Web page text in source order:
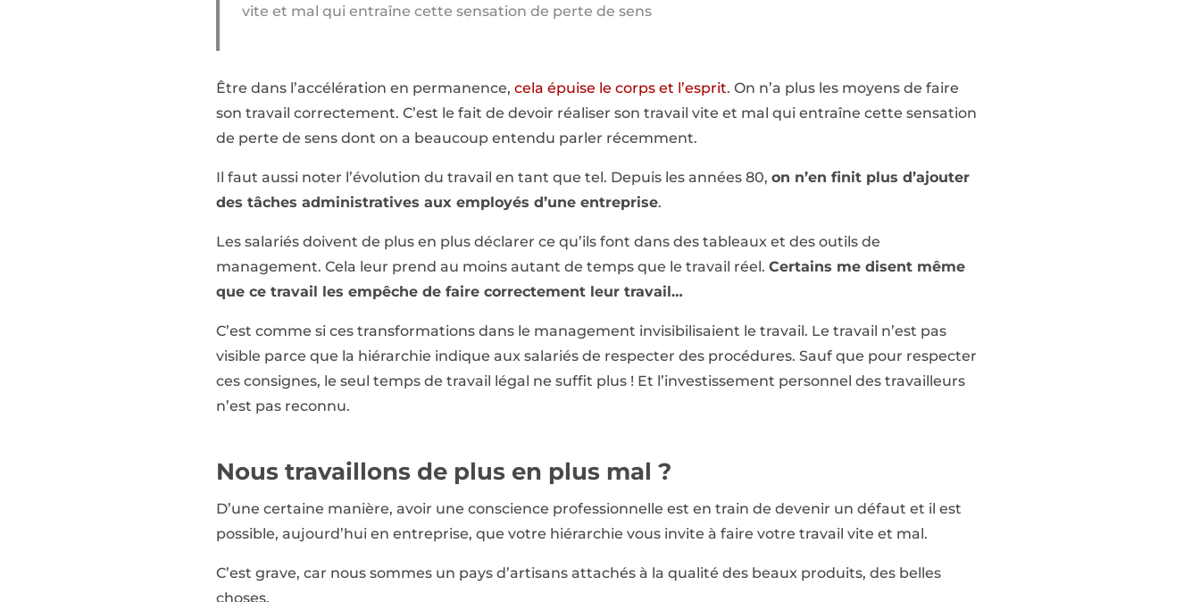
vite et mal qui entraîne cette sensation de perte de sens
Être dans l’accélération en permanence, cela épuise le corps et l’esprit. On n’a plus les moyens de faire
son travail correctement. C’est le fait de devoir réaliser son travail vite et mal qui entraîne cette sensation
de perte de sens dont on a beaucoup entendu parler récemment.
Il faut aussi noter l’évolution du travail en tant que tel. Depuis les années 80, on n’en finit plus d’ajouter
des tâches administratives aux employés d’une entreprise.
Les salariés doivent de plus en plus déclarer ce qu’ils font dans des tableaux et des outils de
management. Cela leur prend au moins autant de temps que le travail réel. Certains me disent même
que ce travail les empêche de faire correctement leur travail…
C’est comme si ces transformations dans le management invisibilisaient le travail. Le travail n’est pas
visible parce que la hiérarchie indique aux salariés de respecter des procédures. Sauf que pour respecter
ces consignes, le seul temps de travail légal ne suffit plus ! Et l’investissement personnel des travailleurs
n’est pas reconnu.
Nous travaillons de plus en plus mal ?
D’une certaine manière, avoir une conscience professionnelle est en train de devenir un défaut et il est
possible, aujourd’hui en entreprise, que votre hiérarchie vous invite à faire votre travail vite et mal.
C’est grave, car nous sommes un pays d’artisans attachés à la qualité des beaux produits, des belles
choses.